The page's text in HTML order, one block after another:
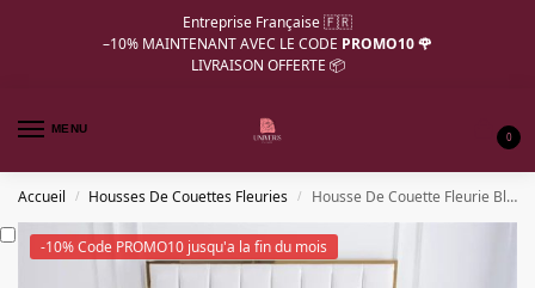
Entreprise Française 🇫🇷
–10% MAINTENANT AVEC LE CODE PROMO10 🌹
LIVRAISON OFFERTE 📦
MENU
0
Accueil / Housses De Couettes Fleuries / Housse De Couette Fleurie Blanche Rose
-10% Code PROMO10 jusqu'a la fin du mois